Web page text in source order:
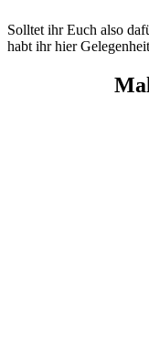
Solltet ihr Euch also
habt ihr hier